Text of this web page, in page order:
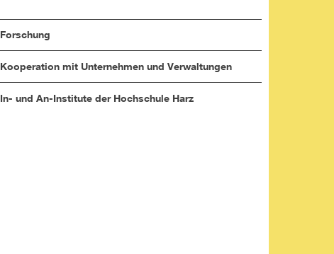
Forschung
Kooperation mit Unternehmen und Verwaltungen
In- und An-Institute der Hochschule Harz